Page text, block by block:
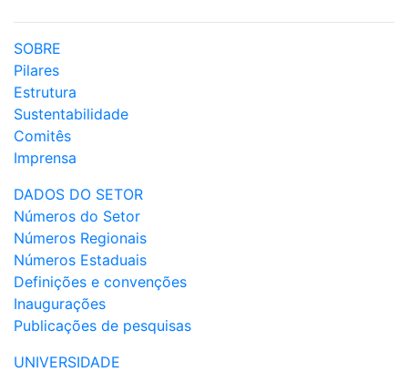
SOBRE
Pilares
Estrutura
Sustentabilidade
Comitês
Imprensa
DADOS DO SETOR
Números do Setor
Números Regionais
Números Estaduais
Definições e convenções
Inaugurações
Publicações de pesquisas
UNIVERSIDADE